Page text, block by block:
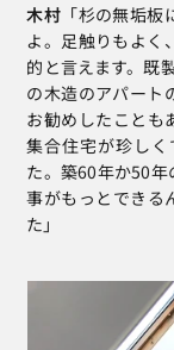
木村 「杉の無垢
よ。足触りもよく
的と言えます。既
の木造のアパート
お勧めしたことも
集合住宅が珍し
た。築60年か50
事がもっとできる
た」